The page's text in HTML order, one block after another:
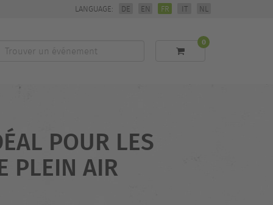
LANGUAGE: DE EN FR IT NL
0
POUR LES
PLEIN AIR